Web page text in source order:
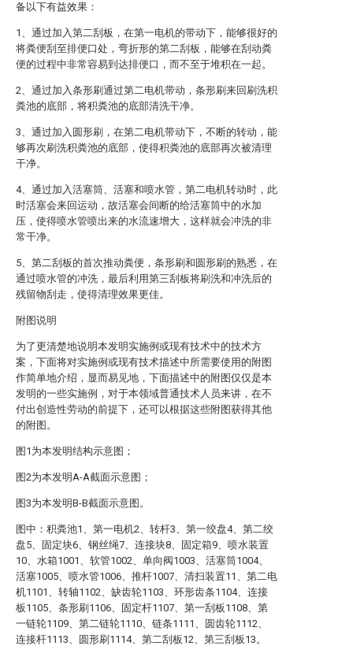
备以下有益效果：
1、通过加入第二刮板，在第一电机的带动下，能够很好的
将粪便刮至排便口处，弯折形的第二刮板，能够在刮动粪
便的过程中非常容易到达排便口，而不至于堆积在一起。
2、通过加入条形刷通过第二电机带动，条形刷来回刷洗积
粪池的底部，将积粪池的底部清洗干净。
3、通过加入圆形刷，在第二电机带动下，不断的转动，能
够再次刷洗积粪池的底部，使得积粪池的底部再次被清理
干净。
4、通过加入活塞筒、活塞和喷水管，第二电机转动时，此
时活塞会来回运动，故活塞会间断的给活塞筒中的水加
压，使得喷水管喷出来的水流速增大，这样就会冲洗的非
常干净。
5、第二刮板的首次推动粪便，条形刷和圆形刷的熟悉，在
通过喷水管的冲洗，最后利用第三刮板将刷洗和冲洗后的
残留物刮走，使得清理效果更佳。
附图说明
为了更清楚地说明本发明实施例或现有技术中的技术方
案，下面将对实施例或现有技术描述中所需要使用的附图
作简单地介绍，显而易见地，下面描述中的附图仅仅是本
发明的一些实施例，对于本领域普通技术人员来讲，在不
付出创造性劳动的前提下，还可以根据这些附图获得其他
的附图。
图1为本发明结构示意图；
图2为本发明A-A截面示意图；
图3为本发明B-B截面示意图。
图中：积粪池1、第一电机2、转杆3、第一绞盘4、第二绞
盘5、固定块6、钢丝绳7、连接块8、固定箱9、喷水装置
10、水箱1001、软管1002、单向阀1003、活塞筒1004、
活塞1005、喷水管1006、推杆1007、清扫装置11、第二电
机1101、转轴1102、缺齿轮1103、环形齿条1104、连接
板1105、条形刷1106、固定杆1107、第一刮板1108、第
一链轮1109、第二链轮1110、链条1111、圆齿轮1112、
连接杆1113、圆形刷1114、第二刮板12、第三刮板13。